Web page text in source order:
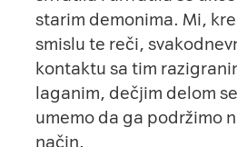
starim demonima. Mi,
smislu te reči,
kontaktu sa tim
laganim, dečjim delom
umemo da ga podržimo
način.